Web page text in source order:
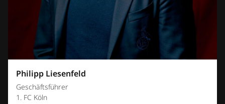
Philipp Liesenfeld
Geschäftsführer
1. FC Köln